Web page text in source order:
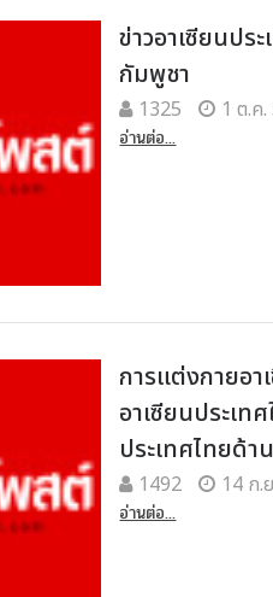
ข่าวอาเซียนปร
กัมพูชา
1325 1 ต.ค.
อ่านต่อ...
การแต่งกายอ
อาเซียนประเ
ประเทศไทยด้า
1492 14 ก.
อ่านต่อ...